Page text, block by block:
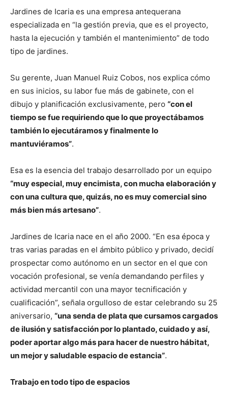
Jardines de Icaria es una empresa antequerana
especializada en “la gestión previa, que es el proyecto,
hasta la ejecución y también el mantenimiento” de todo
tipo de jardines.
Su gerente, Juan Manuel Ruiz Cobos, nos explica cómo
en sus inicios, su labor fue más de gabinete, con el
dibujo y planificación exclusivamente, pero “con el
tiempo se fue requiriendo que lo que proyectábamos
también lo ejecutáramos y finalmente lo
mantuviéramos”.
Esa es la esencia del trabajo desarrollado por un equipo
“muy especial, muy encimista, con mucha elaboración y
con una cultura que, quizás, no es muy comercial sino
más bien más artesano”.
Jardines de Icaria nace en el año 2000. “En esa época y
tras varias paradas en el ámbito público y privado, decidí
prospectar como autónomo en un sector en el que con
vocación profesional, se venía demandando perfiles y
actividad mercantil con una mayor tecnificación y
cualificación”, señala orgulloso de estar celebrando su 25
aniversario, “una senda de plata que cursamos cargados
de ilusión y satisfacción por lo plantado, cuidado y así,
poder aportar algo más para hacer de nuestro hábitat,
un mejor y saludable espacio de estancia”.
Trabajo en todo tipo de espacios